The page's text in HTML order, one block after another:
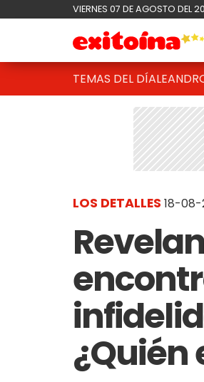
VIERNES 07 DE AGOSTO DEL
TEMAS DEL DÍA
LOS DETALLES 18-08-
¿Quién